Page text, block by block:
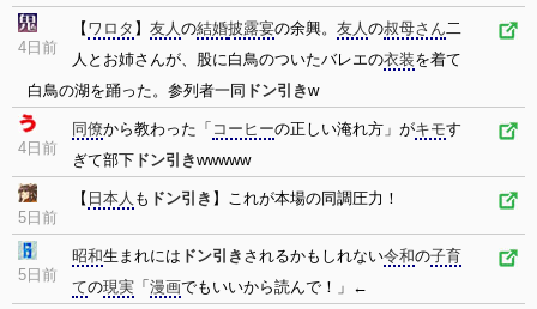
4日前
【 ワロタ 】 友人の結婚披露宴の余興。 友人の叔母さん二
人とお姉さんが、股に白鳥のついたバレエの衣装を着て
白鳥の湖を踊った。参列者一同 ドン引きw
4日前
同僚から教わった「 コーヒーの正しい淹れ方」がキモす
ぎて部下 ドン引きwwwww
5日前
【 日本人 も ドン引き 】これが本場の同調圧力！
5日前
昭和生まれには ドン引き されるかもしれない令和の子育
ての現実 「 漫画でもいいから読んで！」←